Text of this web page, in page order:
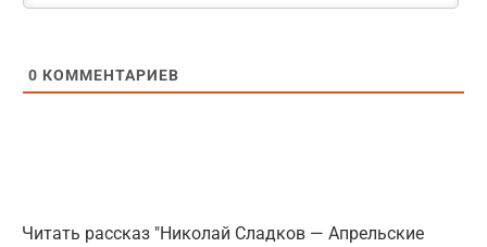
0 КОММЕНТАРИЕВ
Читать рассказ "Николай Сладков — Апрельские